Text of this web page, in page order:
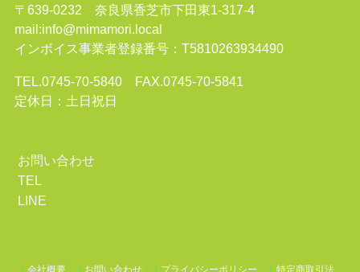
〒639-0232 奈良県香芝市下田東1-317-4
mail:info@mimamori.local
インボイス事業者登録番号：T5810263934490
TEL.0745-70-5840 FAX.0745-70-5841
定休日：土日祝日
お問い合わせ
TEL
LINE
会社概要 お問い合わせ プライバシーポリシー 特定商取引法